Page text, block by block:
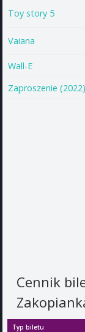
Toy story 5
Vaiana
Wall-E
Zaproszenie (2022)
Cennik
Typ biletu